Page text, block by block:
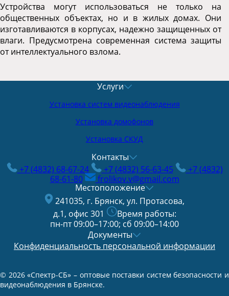
Устройства могут использоваться не только на
общественных объектах, но и в жилых домах. Они
изготавливаются в корпусах, надежно защищенных от
влаги. Предусмотрена современная система защиты
от интеллектуального взлома.
Услуги
Установка систем видеонаблюдения
Установка домофонов
Установка СКУД
Контакты
+7 (4832) 68-67-24
+7 (4832) 56-63-45
+7 (4832)
68-61-80
frolikov.v@gmail.com
Местоположение
241035, г. Брянск, ул. Протасова,
д.1, офис 301
Время работы:
пн-пт 09:00–17:00; сб 09:00–14:00
Документы
Конфиденциальность персональной информации
© 2026 «Спектр-СБ» – оптовые поставки систем безопасности и
видеонаблюдения в Брянске.